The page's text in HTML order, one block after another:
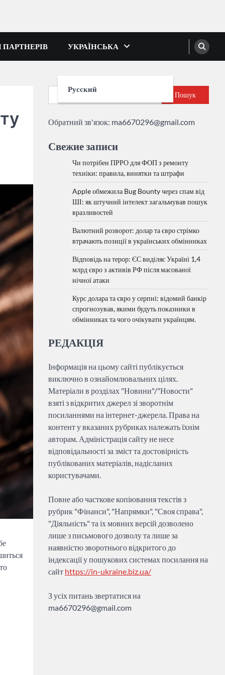
ПАРТНЕРІВ УКРАЇНСЬКА
Русский
Пошук
Обратний зв'язок: ma6670296@gmail.com
Свежие записи
Чи потрібен ПРРО для ФОП з ремонту
техніки: правила, винятки та штрафи
Apple обмежила Bug Bounty через спам від
ШІ: як штучний інтелект загальмував пошук
вразливостей
Валютний розворот: долар та євро стрімко
втрачають позиції в українських обмінниках
Відповідь на терор: ЄС виділяє Україні 1,4
млрд євро з активів РФ після масованої
нічної атаки
Курс долара та євро у серпні: відомий банкір
спрогнозував, якими будуть показники в
обмінниках та чого очікувати українцям.
РЕДАКЦІЯ
Інформація на цьому сайті публікується
виключно в ознайомлювальних цілях.
Матеріали в розділах "Новини"/"Новости"
взяті з відкритих джерел зі зворотнім
посиланнями на інтернет-джерела. Права на
контент у вказаних рубриках належать їхнім
авторам. Адміністрація сайту не несе
відповідальності за зміст та достовірність
публікованих матеріалів, надісланих
користувачами.
Повне або часткове копіювання текстів з
рубрик "Фінанси", "Напрямки", "Своя справа",
"Діяльність" та іх мовних версій дозволено
лише з письмового дозволу та лише за
наявністю зворотнього відкритого до
індексації у пошукових системах посилання на
сайт https://in-ukraine.biz.ua/
З усіх питань звертатися на
ma6670296@gmail.com